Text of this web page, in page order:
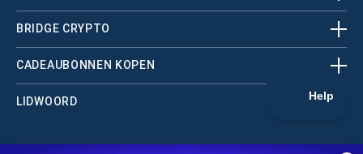
BRIDGE CRYPTO
CADEAUBONNEN KOPEN
LIDWOORD